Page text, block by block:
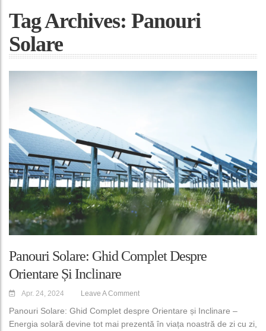
Tag Archives: Panouri
Solare
Panouri Solare: Ghid Complet Despre
Orientare Și Inclinare
Apr. 24, 2024 Leave A Comment
Panouri Solare: Ghid Complet despre Orientare și Inclinare –
Energia solară devine tot mai prezentă în viața noastră de zi cu zi,